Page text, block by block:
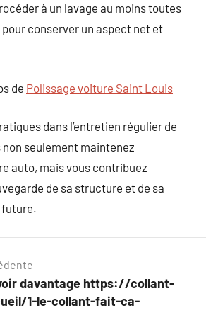
à un lavage au moins toutes
conserver un aspect net et
de Polissage voiture Saint Louis
dans l’entretien régulier de
seulement maintenez
auto, mais vous contribuez
de sa structure et de sa
future.
davantage https://collant-
1-le-collant-fait-ca-